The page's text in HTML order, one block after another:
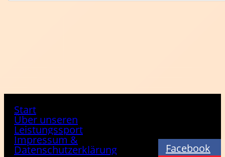
Start
Über unseren
Leistungssport
Impressum &
Datenschutzerklärung
Facebook